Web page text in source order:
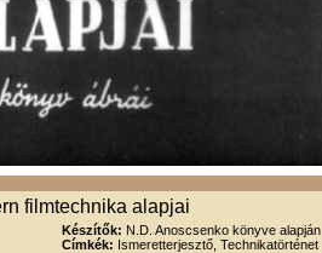
filmtechnika alapjai
Készítők: N.D. Anoscsenko könyve alapján
Címkék: Ismeretterjesztő, Technikatörténet